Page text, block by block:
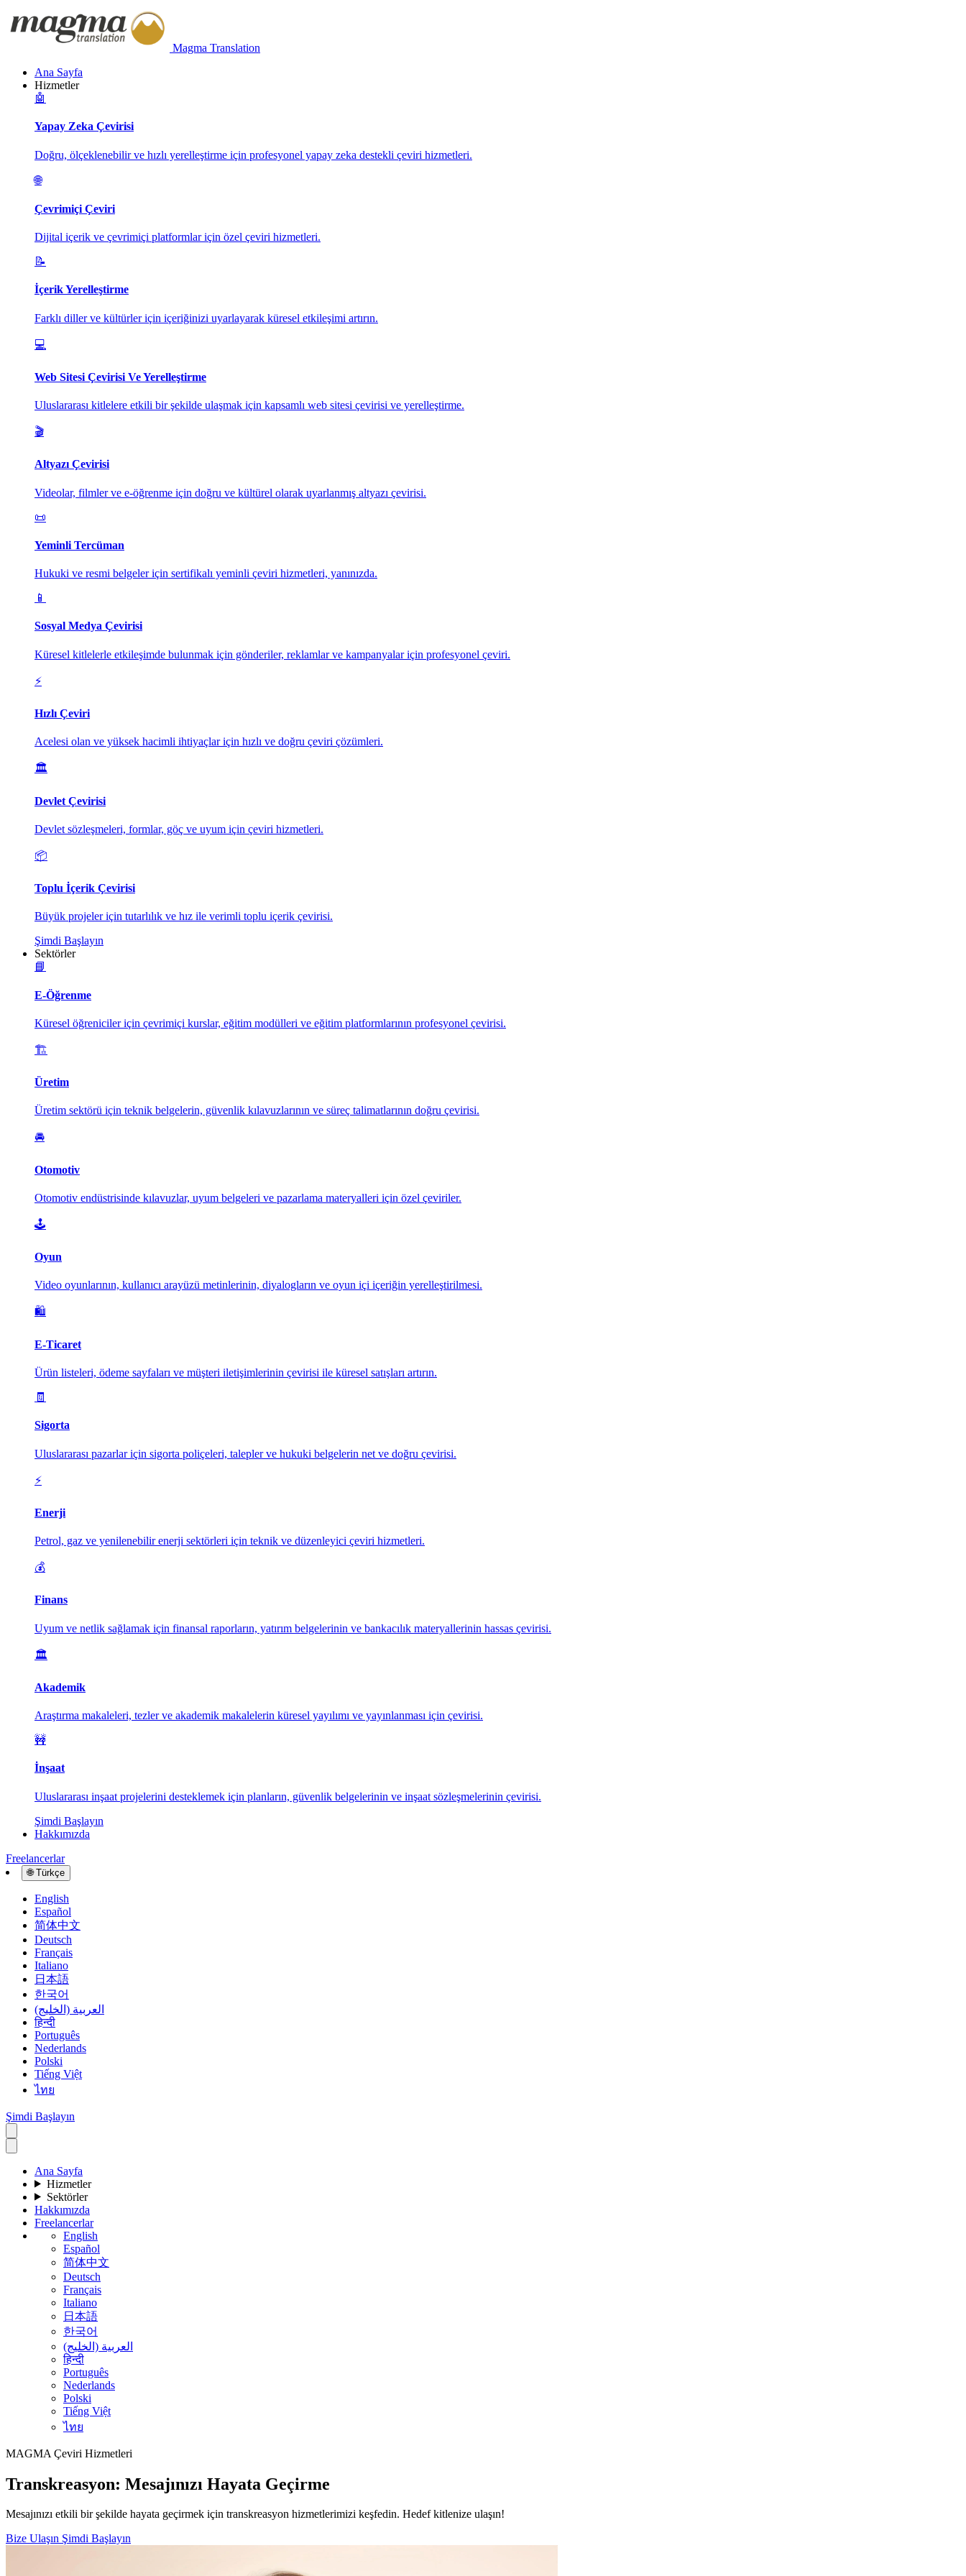
Magma Translation
Ana Sayfa
Hizmetler
🤖
Yapay Zeka Çevirisi
Doğru, ölçeklenebilir ve hızlı yerelleştirme için profesyonel yapay zeka destekli çeviri hizmetleri.
🌐
Çevrimiçi Çeviri
Dijital içerik ve çevrimiçi platformlar için özel çeviri hizmetleri.
📝
İçerik Yerelleştirme
Farklı diller ve kültürler için içeriğinizi uyarlayarak küresel etkileşimi artırın.
💻
Web Sitesi Çevirisi Ve Yerelleştirme
Uluslararası kitlelere etkili bir şekilde ulaşmak için kapsamlı web sitesi çevirisi ve yerelleştirme.
🎬
Altyazı Çevirisi
Videolar, filmler ve e-öğrenme için doğru ve kültürel olarak uyarlanmış altyazı çevirisi.
📜
Yeminli Tercüman
Hukuki ve resmi belgeler için sertifikalı yeminli çeviri hizmetleri, yanınızda.
📱
Sosyal Medya Çevirisi
Küresel kitlelerle etkileşimde bulunmak için gönderiler, reklamlar ve kampanyalar için profesyonel çeviri.
⚡
Hızlı Çeviri
Acelesi olan ve yüksek hacimli ihtiyaçlar için hızlı ve doğru çeviri çözümleri.
🏛️
Devlet Çevirisi
Devlet sözleşmeleri, formlar, göç ve uyum için çeviri hizmetleri.
📦
Toplu İçerik Çevirisi
Büyük projeler için tutarlılık ve hız ile verimli toplu içerik çevirisi.
Şimdi Başlayın
Sektörler
📘
E-Öğrenme
Küresel öğreniciler için çevrimiçi kurslar, eğitim modülleri ve eğitim platformlarının profesyonel çevirisi.
🏗️
Üretim
Üretim sektörü için teknik belgelerin, güvenlik kılavuzlarının ve süreç talimatlarının doğru çevirisi.
🚘
Otomotiv
Otomotiv endüstrisinde kılavuzlar, uyum belgeleri ve pazarlama materyalleri için özel çeviriler.
🕹️
Oyun
Video oyunlarının, kullanıcı arayüzü metinlerinin, diyalogların ve oyun içi içeriğin yerelleştirilmesi.
🛍️
E-Ticaret
Ürün listeleri, ödeme sayfaları ve müşteri iletişimlerinin çevirisi ile küresel satışları artırın.
🧾
Sigorta
Uluslararası pazarlar için sigorta poliçeleri, talepler ve hukuki belgelerin net ve doğru çevirisi.
⚡
Enerji
Petrol, gaz ve yenilenebilir enerji sektörleri için teknik ve düzenleyici çeviri hizmetleri.
💰
Finans
Uyum ve netlik sağlamak için finansal raporların, yatırım belgelerinin ve bankacılık materyallerinin hassas çevirisi.
🏛️
Akademik
Araştırma makaleleri, tezler ve akademik makalelerin küresel yayılımı ve yayınlanması için çevirisi.
🚧
İnşaat
Uluslararası inşaat projelerini desteklemek için planların, güvenlik belgelerinin ve inşaat sözleşmelerinin çevirisi.
Şimdi Başlayın
Hakkımızda
Freelancerlar
🌐 Türkçe
English
Español
简体中文
Deutsch
Français
Italiano
日本語
한국어
العربية (الخليج)
हिन्दी
Português
Nederlands
Polski
Tiếng Việt
ไทย
Şimdi Başlayın
Ana Sayfa
Hizmetler
Sektörler
Hakkımızda
Freelancerlar
English
Español
简体中文
Deutsch
Français
Italiano
日本語
한국어
العربية (الخليج)
हिन्दी
Português
Nederlands
Polski
Tiếng Việt
ไทย
MAGMA Çeviri Hizmetleri
Transkreasyon: Mesajınızı Hayata Geçirme
Mesajınızı etkili bir şekilde hayata geçirmek için transkreasyon hizmetlerimizi keşfedin. Hedef kitlenize ulaşın!
Bize Ulaşın Şimdi Başlayın